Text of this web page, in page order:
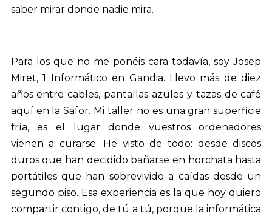
saber mirar donde nadie mira.
Para los que no me ponéis cara todavía, soy Josep
Miret, 1 Informático en Gandia. Llevo más de diez
años entre cables, pantallas azules y tazas de café
aquí en la Safor. Mi taller no es una gran superficie
fría, es el lugar donde vuestros ordenadores
vienen a curarse. He visto de todo: desde discos
duros que han decidido bañarse en horchata hasta
portátiles que han sobrevivido a caídas desde un
segundo piso. Esa experiencia es la que hoy quiero
compartir contigo, de tú a tú, porque la informática